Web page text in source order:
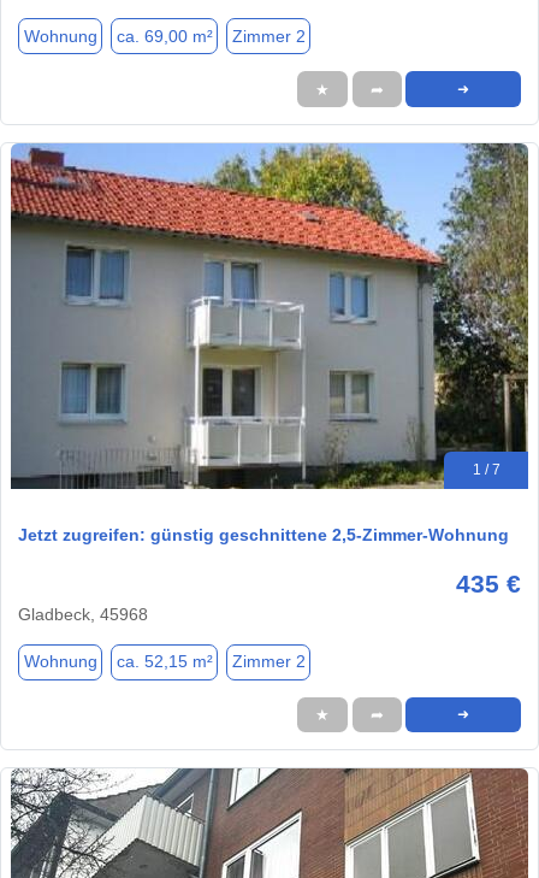
Wohnung ca. 69,00 m² Zimmer 2
★ ➦ ➜
1 / 7
Jetzt zugreifen: günstig geschnittene 2,5-Zimmer-Wohnung
435 €
Gladbeck, 45968
Wohnung ca. 52,15 m² Zimmer 2
★ ➦ ➜